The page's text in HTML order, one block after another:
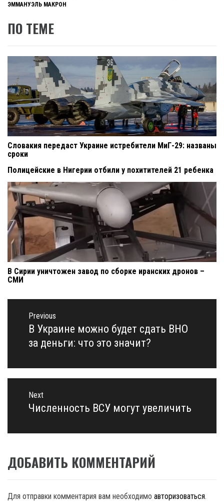
ЭММАНУЭЛЬ МАКРОН
ПО ТЕМЕ
Словакия передаст Украине истребители МиГ-29: названы
сроки
Полицейские в Нигерии отбили у похитителей 21 ребенка
В Сирии уничтожен завод по сборке иранских дронов –
СМИ
Навигация
записям
Previous
Previous
post:
В Украине можно будет сдать ВНО
за деньги: что это значит?
Next
Next
Численность ВСУ могут увеличить
ДОБАВИТЬ КОММЕНТАРИЙ
Для отправки комментария вам необходимо авторизоваться.